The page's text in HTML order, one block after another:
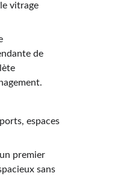
vitrage
de
espaces
premier
sans